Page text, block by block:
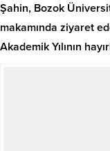
Şahin, Bozok
makamında ziyaret
Akademik Yılının